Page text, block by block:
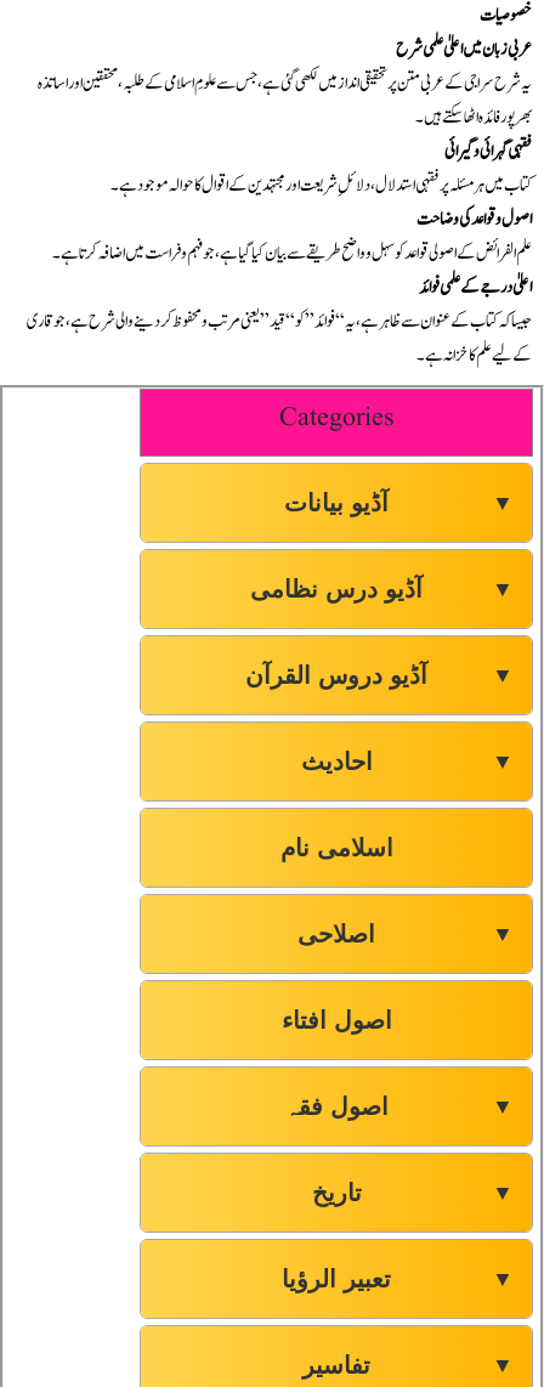
خصوصیات
عربی زبان میں اعلیٰ علمی شرح
یہ شرح سراجی کے عربی متن پر تحقیقی انداز میں لکھی گئی ہے، جس سے علومِ اسلامی کے طلبہ، محققین اور اساتذہ
بھرپور فائدہ اٹھا سکتے ہیں۔
فقہی گہرائی و گیرائی
کتاب میں ہر مسئلہ پر فقہی استدلال، دلائلِ شریعت اور مجتہدین کے اقوال کا حوالہ موجود ہے۔
اصول و قواعد کی وضاحت
علم الفرائض کے اصولی قواعد کو سہل و واضح طریقے سے بیان کیا گیا ہے، جو فہم و فراست میں اضافہ کرتا ہے۔
اعلیٰ درجے کے علمی فوائد
جیسا کہ کتاب کے عنوان سے ظاہر ہے، یہ “فوائد” کو “قید” یعنی مرتب و محفوظ کر دینے والی شرح ہے، جو قاری
کے لیے علم کا خزانہ ہے۔
Categories
آڈیو بیانات ▼
آڈیو درس نظامی ▼
آڈیو دروس القرآن ▼
احادیث ▼
اسلامی نام
اصلاحی ▼
اصول افتاء
اصول فقہ ▼
تاریخ ▼
تعبیر الرؤیا ▼
تفاسیر ▼